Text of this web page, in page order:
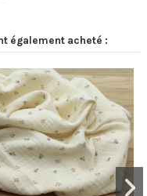
également acheté :